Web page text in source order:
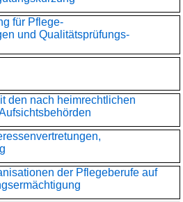
für Pflege-
und Qualitätsprüfungs-
den nach heimrechtlichen
der Pflegeberufe auf